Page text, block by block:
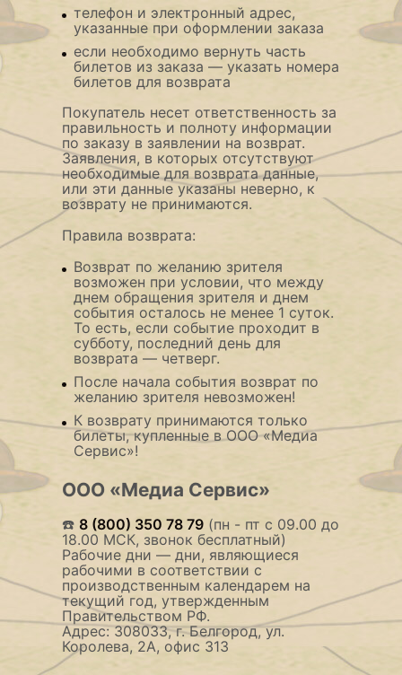
телефон и электронный адрес,
указанные при оформлении заказа
если необходимо вернуть часть
билетов из заказа — указать номера
билетов для возврата
Покупатель несет ответственность за
правильность и полноту информации
по заказу в заявлении на возврат.
Заявления, в которых отсутствуют
необходимые для возврата данные,
или эти данные указаны неверно, к
возврату не принимаются.
Правила возврата:
Возврат по желанию зрителя
возможен при условии, что между
днем обращения зрителя и днем
события осталось не менее 1 суток.
То есть, если событие проходит в
субботу, последний день для
возврата — четверг.
После начала события возврат по
желанию зрителя невозможен!
К возврату принимаются только
билеты, купленные в ООО «Медиа
Сервис»!
ООО «Медиа Сервис»
☎️ 8 (800) 350 78 79 (пн - пт с 09.00 до
18.00 МСК, звонок бесплатный)
Рабочие дни — дни, являющиеся
рабочими в соответствии с
производственным календарем на
текущий год, утвержденным
Правительством РФ.
Адрес: 308033, г. Белгород, ул.
Королева, 2А, офис 313